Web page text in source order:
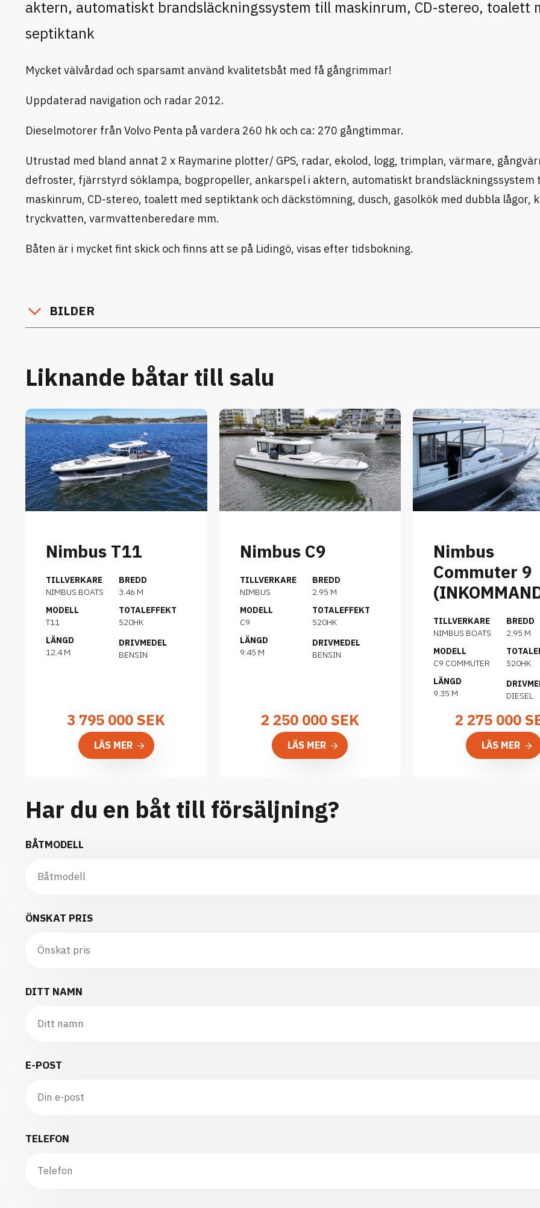
aktern, automatiskt brandsläckningssystem till maskinrum, CD-stereo, toalett
septiktank
Mycket välvårdad och sparsamt använd kvalitetsbåt med få gångrimmar!
Uppdaterad navigation och radar 2012.
Dieselmotorer från Volvo Penta på vardera 260 hk och ca: 270 gångtimmar.
Utrustad med bland annat 2 x Raymarine plotter/ GPS, radar, ekolod, logg, trimplan, värmare,
defroster, fjärrstyrd söklampa, bogpropeller, ankarspel i aktern, automatiskt brandsläckningssystem
maskinrum, CD-stereo, toalett med septiktank och däckstömning, dusch, gasolkök med dubbla lågor,
tryckvatten, varmvattenberedare mm.
Båten är i mycket fint skick och finns att se på Lidingö, visas efter tidsbokning.
BILDER
Liknande båtar till salu
Nimbus T11
TILLVERKARE
NIMBUS BOATS
MODELL
T11
LÄNGD
12.4 M
BREDD
3.46 M
TOTALEFFEKT
520HK
DRIVMEDEL
BENSIN
3 795 000SEK
LÄS MER
Nimbus C9
TILLVERKARE
NIMBUS
MODELL
C9
LÄNGD
9.45 M
BREDD
2.95 M
TOTALEFFEKT
520HK
DRIVMEDEL
BENSIN
2 250 000SEK
LÄS MER
Nimbus
Commuter 9
TILLVERKARE
NIMBUS BOATS
MODELL
C9 COMMUTER
LÄNGD
9.35 M
BREDD
2.95 M
520HK
DIESEL
2 275 000
LÄS MER
Har du en båt till försäljning?
BÅTMODELL
ÖNSKAT PRIS
DITT NAMN
E-POST
TELEFON